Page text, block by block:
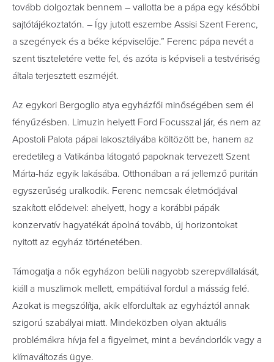
tovább dolgoztak bennem – vallotta be a pápa egy későbbi
sajtótájékoztatón. – Így jutott eszembe Assisi Szent Ferenc,
a szegények és a béke képviselője.” Ferenc pápa nevét a
szent tiszteletére vette fel, és azóta is képviseli a testvériség
általa terjesztett eszméjét.
Az egykori Bergoglio atya egyházfői minőségében sem él
fényűzésben. Limuzin helyett Ford Focusszal jár, és nem az
Apostoli Palota pápai lakosztályába költözött be, hanem az
eredetileg a Vatikánba látogató papoknak tervezett Szent
Márta-ház egyik lakásába. Otthonában a rá jellemző puritán
egyszerűség uralkodik. Ferenc nemcsak életmódjával
szakított elődeivel: ahelyett, hogy a korábbi pápák
konzervatív hagyatékát ápolná tovább, új horizontokat
nyitott az egyház történetében.
Támogatja a nők egyházon belüli nagyobb szerepvállalását,
kiáll a muszlimok mellett, empátiával fordul a másság felé.
Azokat is megszólítja, akik elfordultak az egyháztól annak
szigorú szabályai miatt. Mindeközben olyan aktuális
problémákra hívja fel a figyelmet, mint a bevándorlók vagy a
klímaváltozás ügye.